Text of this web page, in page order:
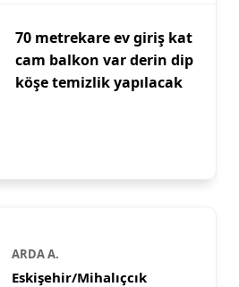
70 metrekare ev giriş kat
cam balkon var derin dip
köşe temizlik yapılacak
ARDA A.
Eskişehir/Mihalıçcık